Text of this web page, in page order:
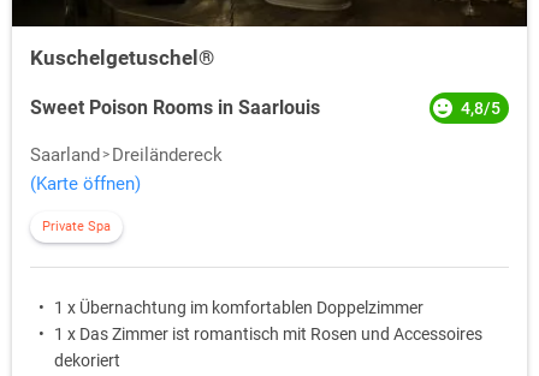
Kuschelgetuschel®
Sweet Poison Rooms in Saarlouis 4,8/5
Saarland
Dreiländereck
(Karte öffnen)
Private Spa
1 x Übernachtung im komfortablen Doppelzimmer
1 x Das Zimmer ist romantisch mit Rosen und Accessoires
dekoriert